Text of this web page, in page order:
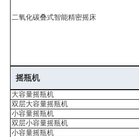
二氧化碳叠式智能精密摇床
摇瓶机
大容量摇瓶机
双层大容量摇瓶机
小容量摇瓶机
双层小容量摇瓶机
小容量摇瓶机